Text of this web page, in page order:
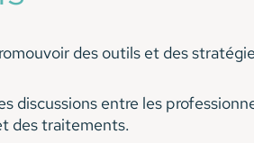
des outils et des
discussions entre les
des traitements.